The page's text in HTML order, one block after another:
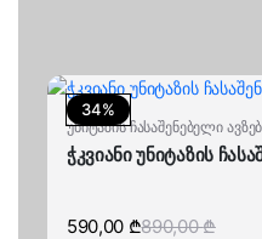
34%
უნიტაზის ჩასაშენებელი
ჭკვიანი უნიტაზის
890,00₾
590,00 ₾